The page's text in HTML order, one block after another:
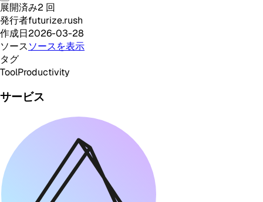
展開済み2 回
発行者futurize.rush
作成日2026-03-28
ソースソースを表示
タグ
ToolProductivity
サービス